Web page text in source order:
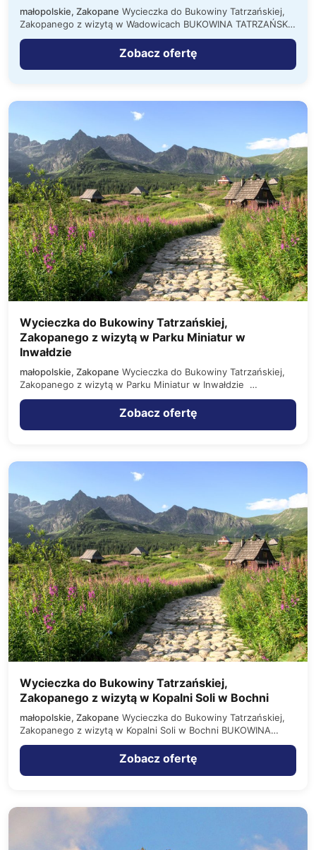
małopolskie, Zakopane
Zakopanego z wizytą w Wadowicach BUKOWINA TATRZAŃSKA
- to malownicza miejscowość położona…
Zobacz ofertę
Wycieczka do Bukowiny Tatrzańskiej,
Zakopanego z wizytą w Parku Miniatur w
Inwałdzie
małopolskie, Zakopane
Zakopanego z wizytą w Parku Miniatur w Inwałdzie
BUKOWINA TATRZAŃSKA…
Zobacz ofertę
Wycieczka do Bukowiny Tatrzańskiej,
Zakopanego z wizytą w Kopalni Soli w Bochni
małopolskie, Zakopane
Zakopanego z wizytą w Kopalni Soli w Bochni BUKOWINA
TATRZAŃSKA - to…
Zobacz ofertę